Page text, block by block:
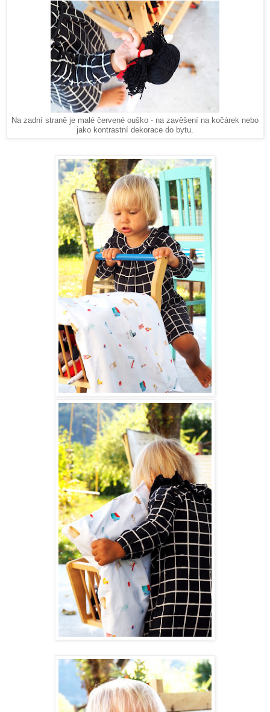
Na zadní straně je malé červené ouško - na zavěšení na kočárek nebo
jako kontrastní dekorace do bytu.